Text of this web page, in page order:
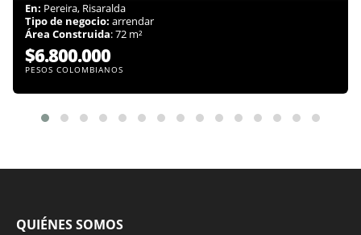
En: Pereira, Risaralda
Tipo de negocio: arrendar
Área Construida: 72 m²
$6.800.000
PESOS COLOMBIANOS
QUIÉNES SOMOS